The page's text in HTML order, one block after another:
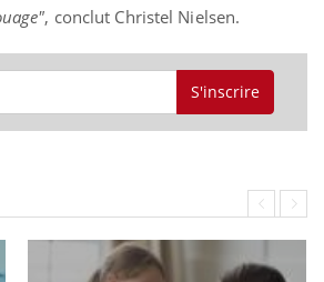
, conclut Christel Nielsen.
S'inscrire